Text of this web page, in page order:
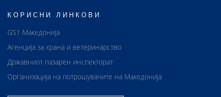
КОРИСНИ ЛИНКОВИ
GS1 Македонија
Агенција за храна и ветеринарство
Државниот пазарен инспекторат
Организација на потрошувачите на Македонија